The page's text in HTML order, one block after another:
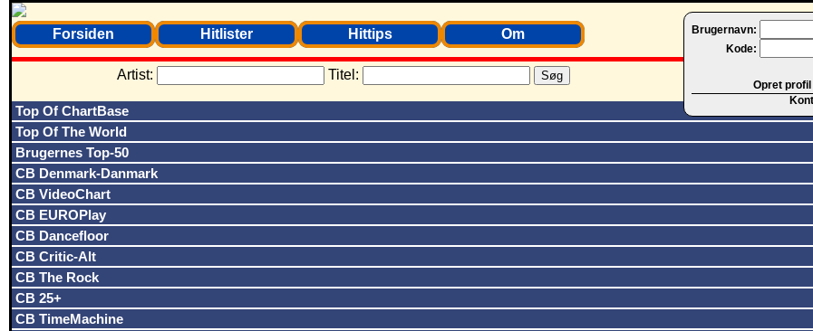
Brugernavn:
Kode:
Opret
Forsiden Hitlister Hittips Om
Artist: Titel:
Top Of ChartBase
Top Of The World
Brugernes Top-50
CB Denmark-Danmark
CB VideoChart
CB EUROPlay
CB Dancefloor
CB Critic-Alt
CB The Rock
CB 25+
CB TimeMachine